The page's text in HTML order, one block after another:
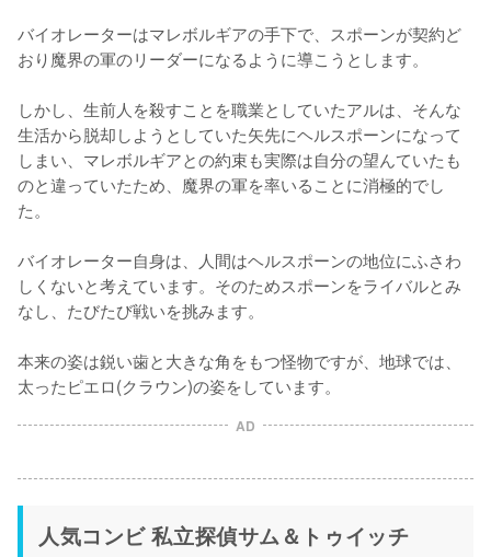
バイオレーターはマレボルギアの手下で、スポーンが契約ど
おり魔界の軍のリーダーになるように導こうとします。
しかし、生前人を殺すことを職業としていたアルは、そんな
生活から脱却しようとしていた矢先にヘルスポーンになって
しまい、マレボルギアとの約束も実際は自分の望んていたも
のと違っていたため、魔界の軍を率いることに消極的でし
た。
バイオレーター自身は、人間はヘルスポーンの地位にふさわ
しくないと考えています。そのためスポーンをライバルとみ
なし、たびたび戦いを挑みます。
本来の姿は鋭い歯と大きな角をもつ怪物ですが、地球では、
太ったピエロ(クラウン)の姿をしています。
AD
人気コンビ 私立探偵サム＆トゥイッチ